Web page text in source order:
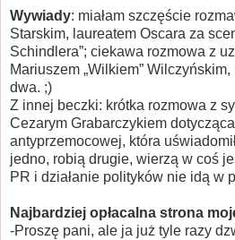
Wywiady: miałam szczęście
Starskim, laureatem Oscara za
Schindlera”; ciekawa rozmowa z
Mariuszem „Wilkiem”
dwa. ;)
Z innej beczki: krótka rozmowa z
Cezarym Grabarczykiem
antyprzemocowej, która
jedno, robią drugie, wierzą w coś
PR i działanie polityków nie idą w
Najbardziej opłacalna strona
-Proszę pani, ale ja już tyle razy